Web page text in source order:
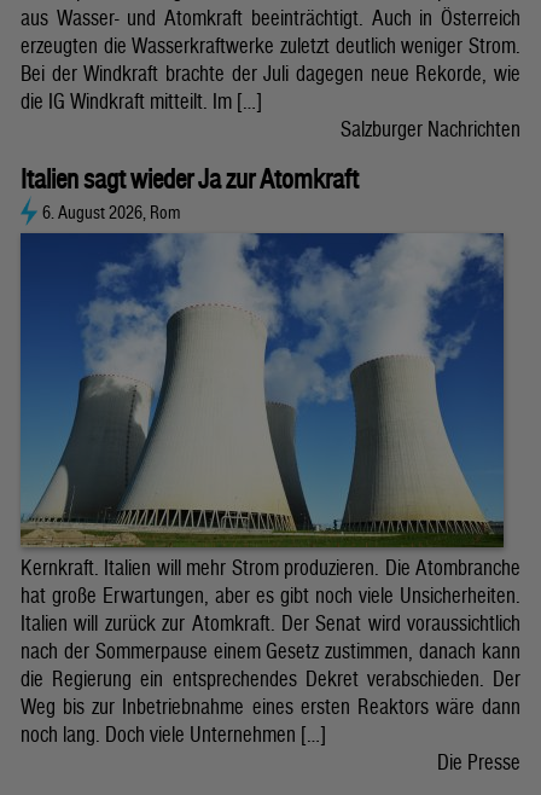
aus Wasser- und Atomkraft beeinträchtigt. Auch in Österreich
erzeugten die Wasserkraftwerke zuletzt deutlich weniger Strom.
Bei der Windkraft brachte der Juli dagegen neue Rekorde, wie
die IG Windkraft mitteilt. Im […]
Salzburger Nachrichten
Italien sagt wieder Ja zur Atomkraft
6. August 2026, Rom
Kernkraft. Italien will mehr Strom produzieren. Die Atombranche
hat große Erwartungen, aber es gibt noch viele Unsicherheiten.
Italien will zurück zur Atomkraft. Der Senat wird voraussichtlich
nach der Sommerpause einem Gesetz zustimmen, danach kann
die Regierung ein entsprechendes Dekret verabschieden. Der
Weg bis zur Inbetriebnahme eines ersten Reaktors wäre dann
noch lang. Doch viele Unternehmen […]
Die Presse